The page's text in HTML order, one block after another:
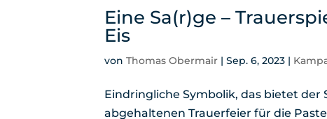
Eine Sa(r)ge –
Eis
vonThomas Obermair |Sep. 6, 2023 |
Eindringliche Symbolik, das bietet der
abgehaltenen Trauerfeier für die